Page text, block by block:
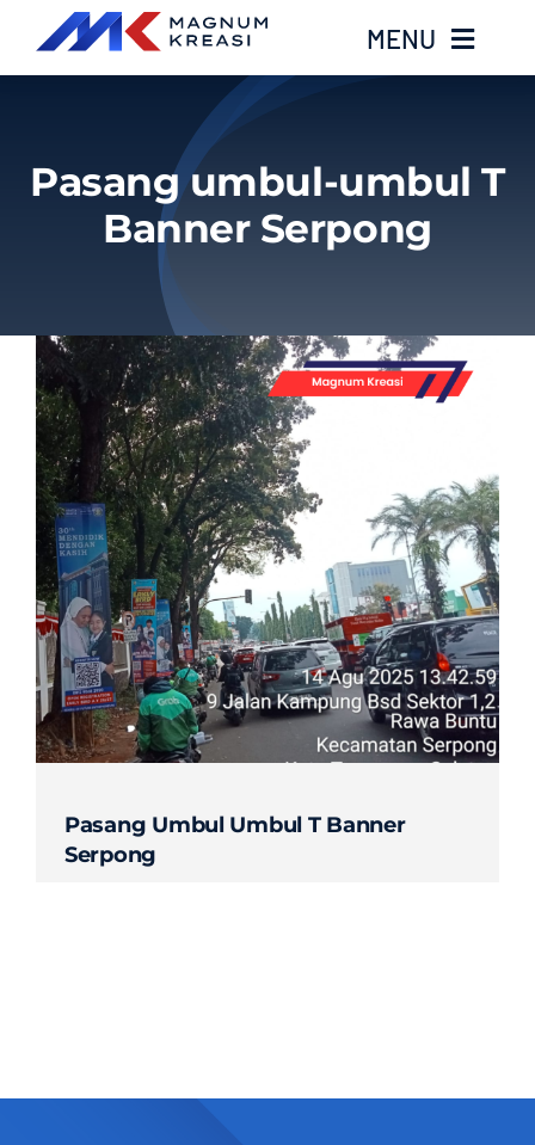
content
MENU
Services
Gallery
About
Blog
Contact
Pasang umbul-umbul T
Banner Serpong
Pasang Umbul Umbul T Banner
Serpong